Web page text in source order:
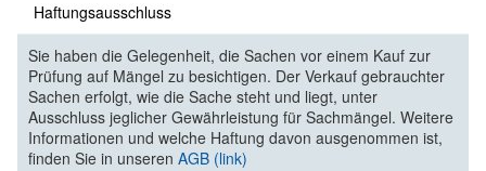
Haftungsausschluss
Sie haben die Gelegenheit, die Sachen vor einem Kauf zur
Prüfung auf Mängel zu besichtigen. Der Verkauf gebrauchter
Sachen erfolgt, wie die Sache steht und liegt, unter
Ausschluss jeglicher Gewährleistung für Sachmängel. Weitere
Informationen und welche Haftung davon ausgenommen ist,
finden Sie in unseren AGB (link)